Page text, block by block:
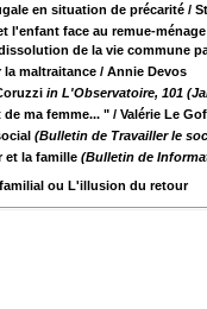
en situation de précarité /
l'enfant face au remue-
de la vie commune
la maltraitance / Annie Devos
in L'Observatoire, 101
ma femme... " / Valérie Le
(Bulletin de Travailler le
et la famille (Bulletin de
ou L'illusion du retour